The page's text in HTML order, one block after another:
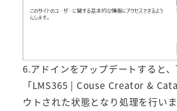
6.アドインをアップデートすると
「LMS365 | Couse Creator &
ウトされた状態となり処理を行い